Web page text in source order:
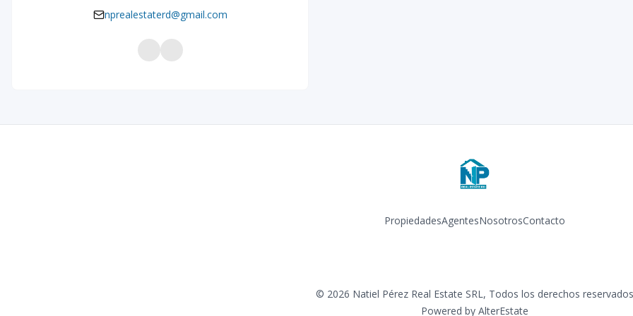
nprealestaterd@gmail.com
PropiedadesAgentesNosotrosContacto
© 2026 Natiel Pérez Real Estate SRL, Todos los derechos reservados
Powered by AlterEstate